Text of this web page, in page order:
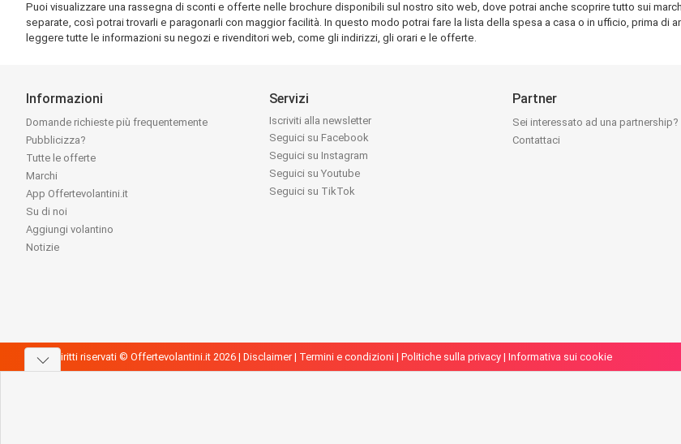
Puoi visualizzare una rassegna di sconti e offerte nelle brochure disponibili sul nostro sito web, dove potrai anche scoprire tutto sui
separate, così potrai trovarli e paragonarli con maggior facilità. In questo modo potrai fare la lista della spesa a casa o in ufficio, prima di
leggere tutte le informazioni su negozi e rivenditori web, come gli indirizzi, gli orari e le offerte.
Informazioni
Domande richieste più frequentemente
Pubblicizza?
Tutte le offerte
Marchi
App Offertevolantini.it
Su di noi
Aggiungi volantino
Notizie
Servizi
Iscriviti alla newsletter
Seguici su Facebook
Seguici su Instagram
Seguici su Youtube
Seguici su TikTok
Partner
Sei interessato ad una partnership?
Contattaci
Tutti i diritti riservati © Offertevolantini.it 2026 | Disclaimer| Termini e condizioni | Politiche sulla privacy | Informativa sui cookie